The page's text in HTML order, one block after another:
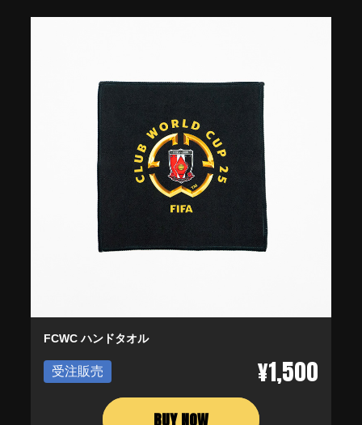
FCWC ハンドタオル
受注販売 ¥1,500
BUY NOW